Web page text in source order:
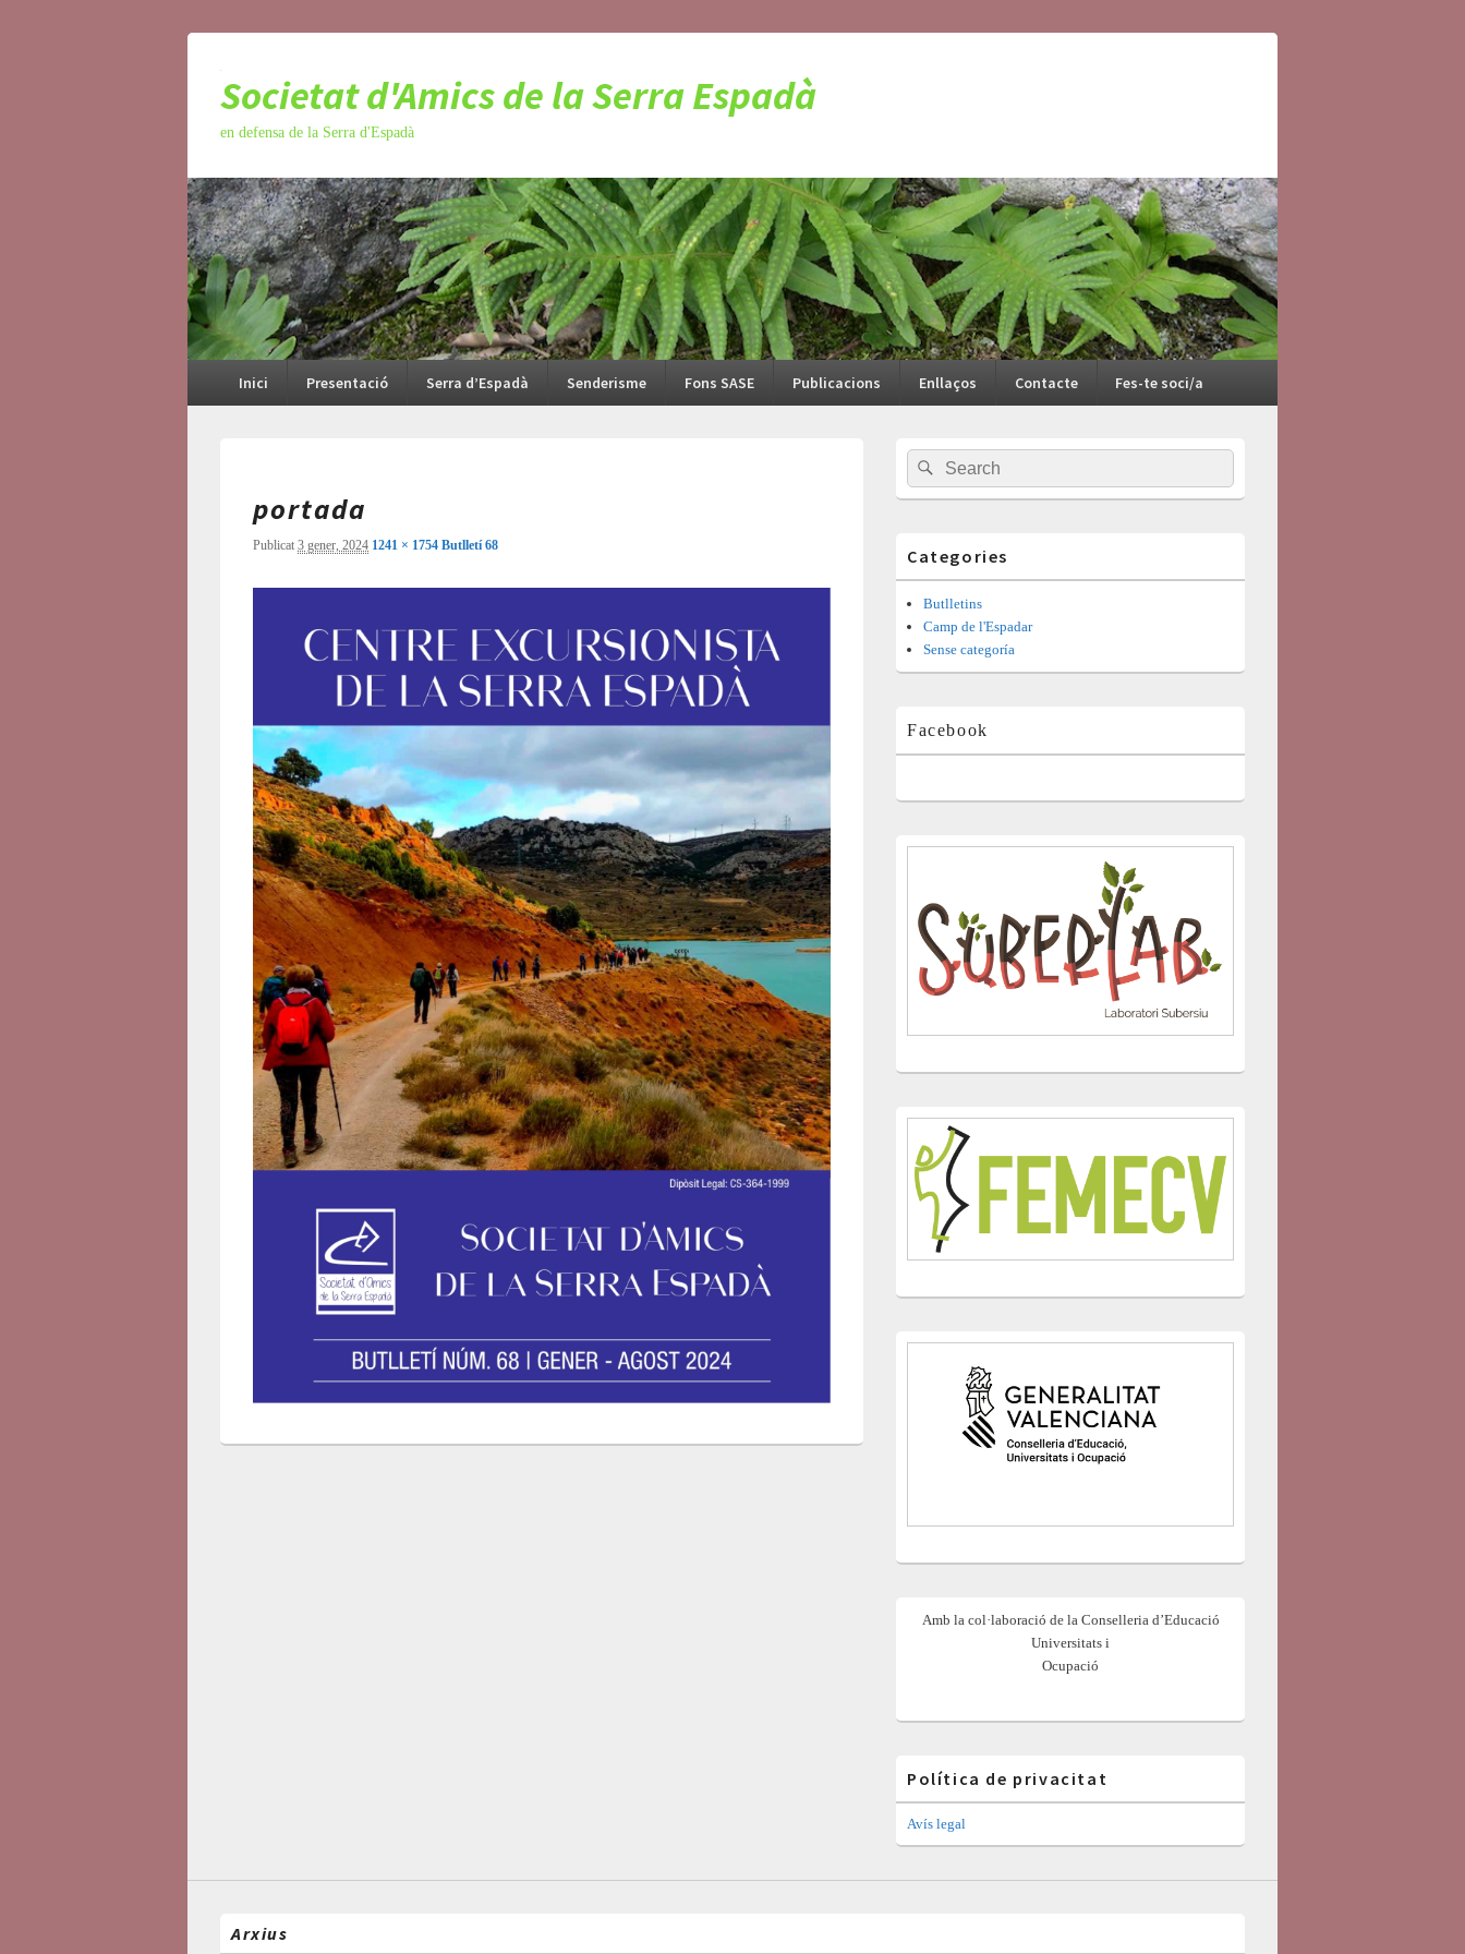
Societat d'Amics de la Serra Espadà
en defensa de la Serra d'Espadà
Menú
Inici Presentació Serra d’Espadà Senderisme Fons SASE Publicacions Enllaços Contacte Fes-te soci/a
portada
Publicat 3 gener, 2024 1241 × 1754 Butlletí 68
Barra
lateral
principal
Search
for:
Search
Categories
Butlletins
Camp de l'Espadar
Sense categoría
Facebook
Amb la col·laboració de la Conselleria d’Educació
Universitats i
Ocupació
Política de privacitat
Avís legal
Arxius